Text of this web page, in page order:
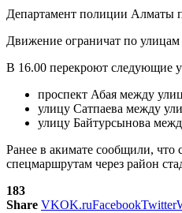
Департамент полиции Алматы
Движение ограничат по улицам
В 16.00 перекроют следующие
проспект Абая между
улицу Сатпаева между
улицу Байтурсынова
Ранее в акимате сообщили, что
спецмаршрутам через район
183
Share VKOK.ruFacebookTwitter